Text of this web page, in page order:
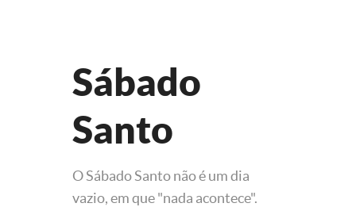
Sábado
Santo
O Sábado Santo não é um dia
vazio, em que "nada acontece".